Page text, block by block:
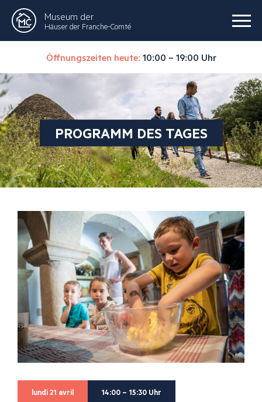
Museum der
Häuser der Franche-Comté
Öffnungszeiten heute: 10:00 – 19:00 Uhr
PROGRAMM DES TAGES
lundi 21 avril 14:00 – 15:30 Uhr